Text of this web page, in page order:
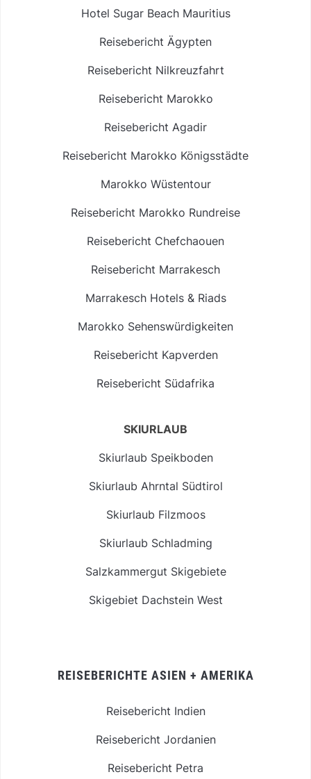
Hotel Sugar Beach Mauritius
Reisebericht Ägypten
Reisebericht Nilkreuzfahrt
Reisebericht Marokko
Reisebericht Agadir
Reisebericht Marokko Königsstädte
Marokko Wüstentour
Reisebericht Marokko Rundreise
Reisebericht Chefchaouen
Reisebericht Marrakesch
Marrakesch Hotels & Riads
Marokko Sehenswürdigkeiten
Reisebericht Kapverden
Reisebericht Südafrika
SKIURLAUB
Skiurlaub Speikboden
Skiurlaub Ahrntal Südtirol
Skiurlaub Filzmoos
Skiurlaub Schladming
Salzkammergut Skigebiete
Skigebiet Dachstein West
REISEBERICHTE ASIEN + AMERIKA
Reisebericht Indien
Reisebericht Jordanien
Reisebericht Petra